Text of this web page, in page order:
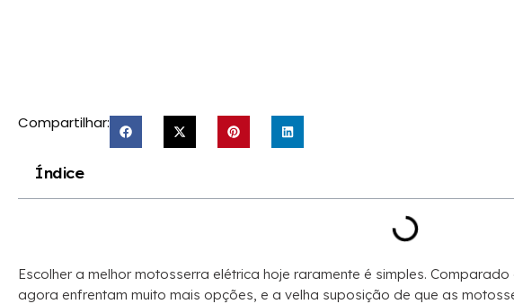
Compartilhar:
Índice
Escolher a melhor motosserra elétrica hoje raramente é simples.
agora enfrentam muito mais opções, e a velha suposição de que as